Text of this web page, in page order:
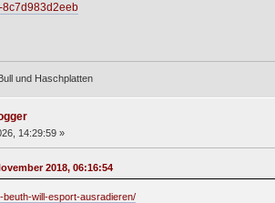
und Haschplatten
14:29:59 »
2018, 06:16:54
will-esport-ausradieren/